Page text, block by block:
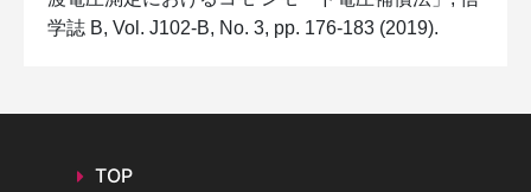
学誌 B, Vol. J102-B, No. 3, pp. 176-183 (2019).
TOP